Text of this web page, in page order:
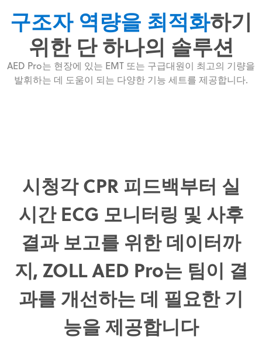
구조자 역량을 최적화하기
위한 단 하나의 솔루션
AED Pro는 현장에 있는 EMT 또는 구급대원이 최고의 기량을
발휘하는 데 도움이 되는 다양한 기능 세트를 제공합니다.
시청각 CPR 피드백부터 실
시간 ECG 모니터링 및 사후
결과 보고를 위한 데이터까
지, ZOLL AED Pro는 팀이 결
과를 개선하는 데 필요한 기
능을 제공합니다